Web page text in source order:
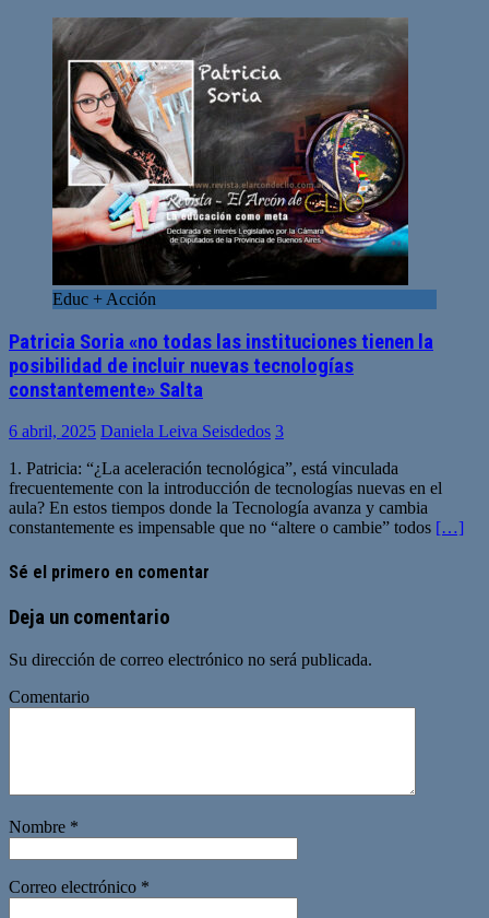
Educ + Acción
Patricia Soria «no todas las instituciones tienen la
posibilidad de incluir nuevas tecnologías
constantemente» Salta
6 abril, 2025 Daniela Leiva Seisdedos 3
1. Patricia: “¿La aceleración tecnológica”, está vinculada
frecuentemente con la introducción de tecnologías nuevas en el
aula? En estos tiempos donde la Tecnología avanza y cambia
constantemente es impensable que no “altere o cambie” todos […]
Sé el primero en comentar
Deja un comentario
Su dirección de correo electrónico no será publicada.
Comentario
Nombre *
Correo electrónico *